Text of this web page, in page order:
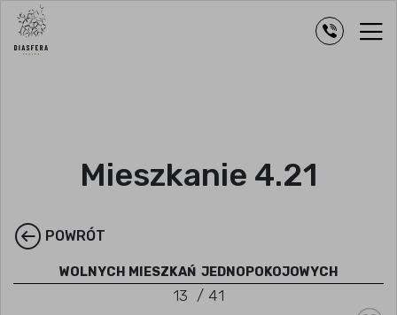
Mieszkanie 4.21
POWRÓT
WOLNYCH MIESZKAŃ JEDNOPOKOJOWYCH
13 / 41